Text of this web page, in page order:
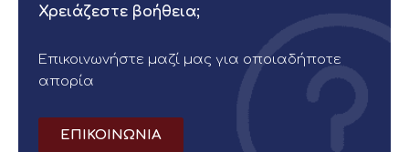
Χρειάζεστε βοήθεια;
Επικοινωνήστε μαζί μας για οποιαδήποτε
απορία
ΕΠΙΚΟΙΝΩΝΙΑ